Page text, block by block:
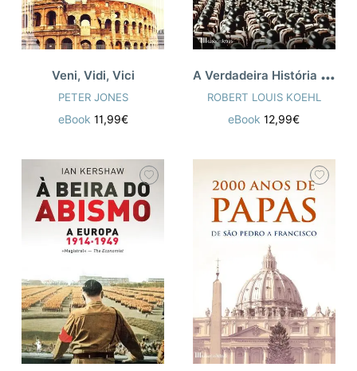
Veni, Vidi, Vici
PETER JONES
eBook 11,99€
A
Verdadeira História da SS
ROBERT LOUIS KOEHL
eBook12,99€